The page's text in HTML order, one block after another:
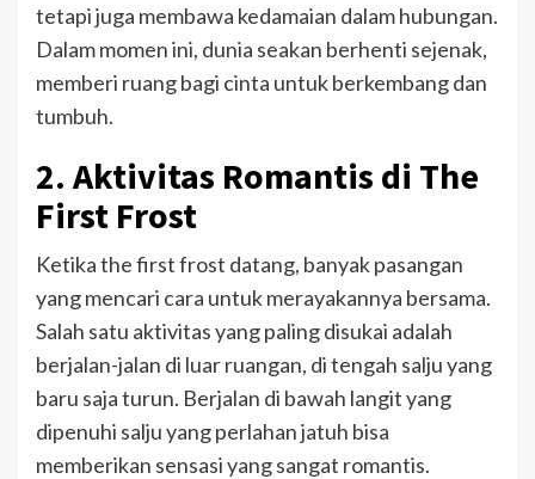
tetapi juga membawa kedamaian dalam hubungan.
Dalam momen ini, dunia seakan berhenti sejenak,
memberi ruang bagi cinta untuk berkembang dan
tumbuh.
2. Aktivitas Romantis di The
First Frost
Ketika the first frost datang, banyak pasangan
yang mencari cara untuk merayakannya bersama.
Salah satu aktivitas yang paling disukai adalah
berjalan-jalan di luar ruangan, di tengah salju yang
baru saja turun. Berjalan di bawah langit yang
dipenuhi salju yang perlahan jatuh bisa
memberikan sensasi yang sangat romantis.